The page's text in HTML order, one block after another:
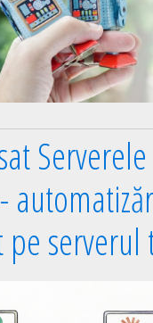
serverul